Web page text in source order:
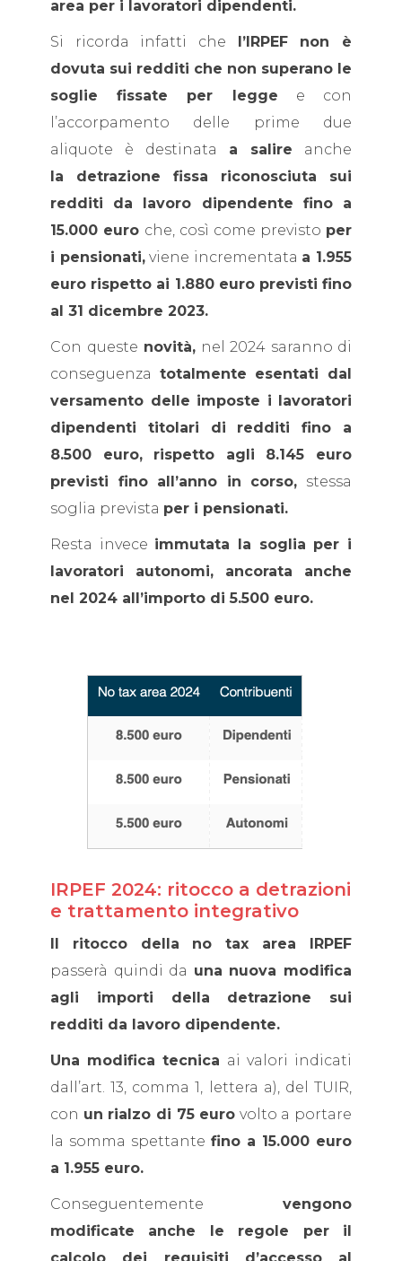
area per i lavoratori dipendenti.
Si ricorda infatti che
l’IRPEF non è
dovuta sui redditi che non superano le
soglie fissate per legge e con
l’accorpamento delle prime due
aliquote è destinata a salire anche
la detrazione fissa riconosciuta sui
redditi da lavoro dipendente fino a
15.000 euro che, così come previsto per
i pensionati,viene incrementata a 1.955
euro rispetto ai 1.880 euro previsti fino
al 31 dicembre 2023.
Con queste novità, nel 2024 saranno di
conseguenza totalmente esentati dal
versamento delle imposte i lavoratori
dipendenti titolari di redditi fino a
8.500 euro, rispetto agli 8.145 euro
previsti fino all’anno in corso, stessa
soglia prevista per i pensionati.
Resta invece immutata la soglia per i
lavoratori autonomi, ancorata anche
nel 2024 all’importo di 5.500 euro.
IRPEF 2024: ritocco a detrazioni
e trattamento integrativo
Il ritocco della no tax area IRPEF
passerà quindi da una nuova modifica
agli importi della detrazione sui
redditi da lavoro dipendente.
Una modifica tecnica ai valori indicati
dall’art. 13, comma 1, lettera a), del TUIR,
con un rialzo di 75 euro volto a portare
la somma spettante fino a 15.000 euro
a 1.955 euro.
Conseguentemente vengono
modificate anche le regole per il